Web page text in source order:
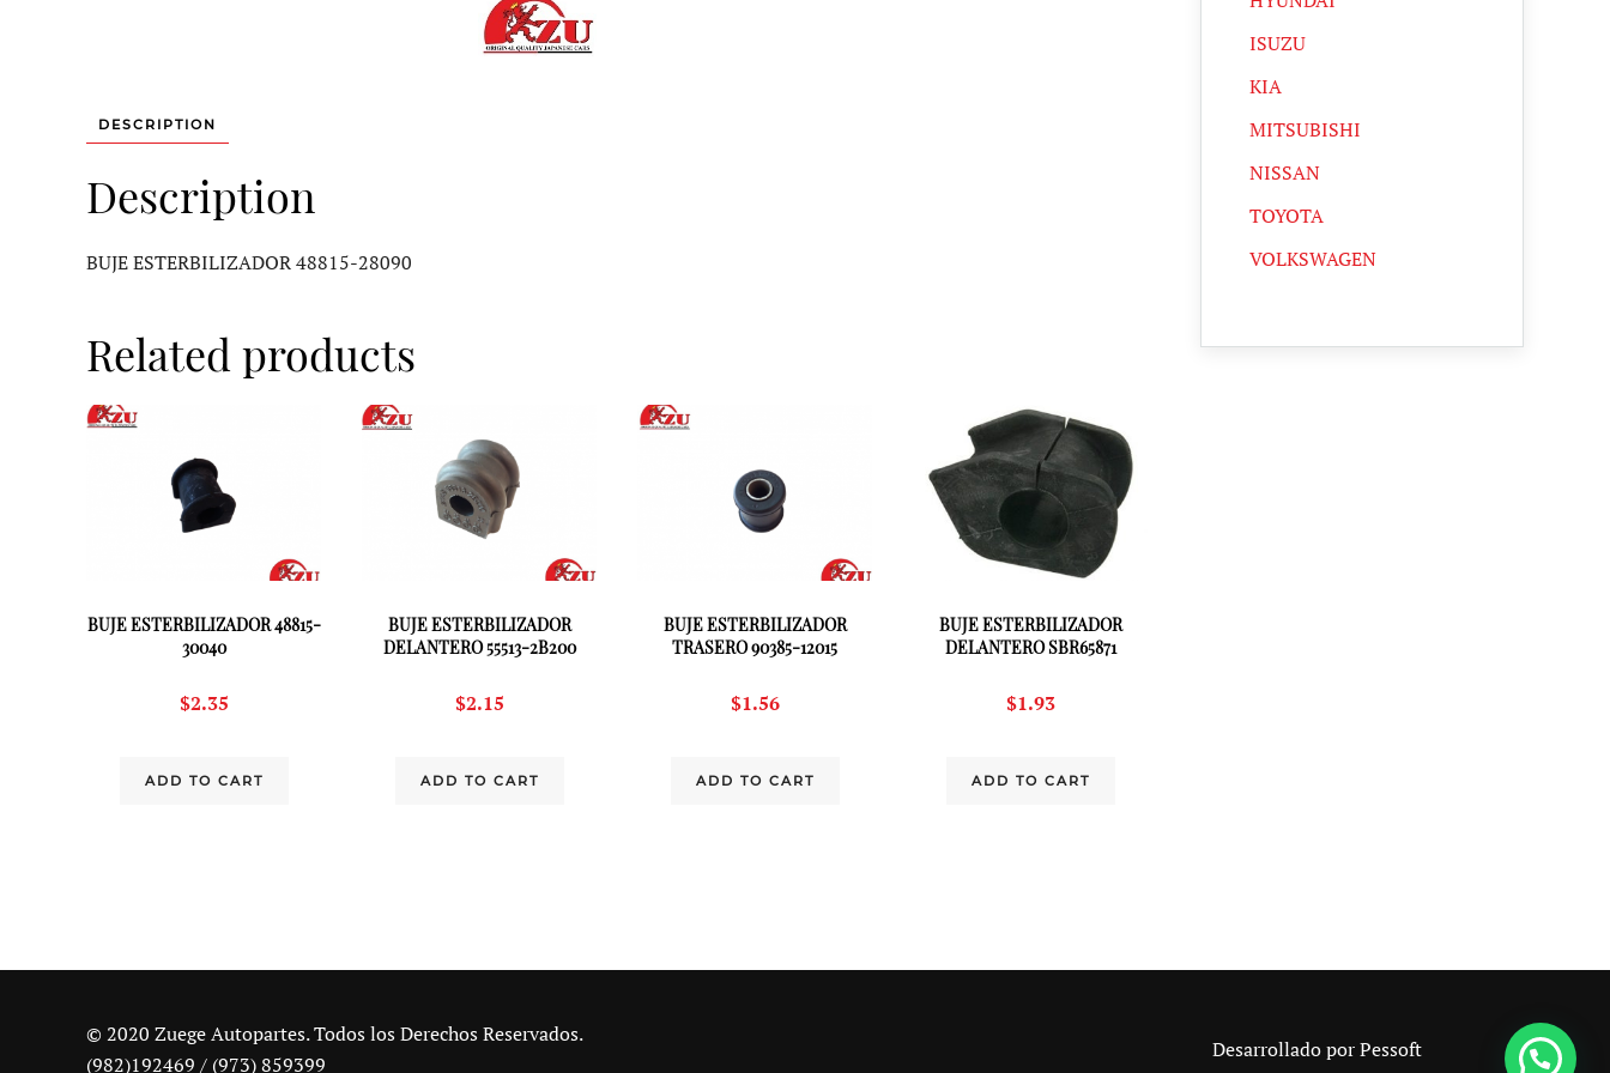
DESCRIPTION
Description
BUJE ESTERBILIZADOR 48815-28090
Related products
BUJE ESTERBILIZADOR 48815-
30040
$2.35
ADD TO CART
BUJE ESTERBILIZADOR
DELANTERO 55513-2B200
$2.15
ADD TO CART
BUJE ESTERBILIZADOR
TRASERO 90385-12015
$1.56
ADD TO CART
BUJE ESTERBILIZADOR
DELANTERO SBR65871
$1.93
ADD TO CART
ISUZU
KIA
MITSUBISHI
NISSAN
TOYOTA
VOLKSWAGEN
© 2020 Zuege Autopartes. Todos los Derechos Reservados.
(982)192469 / (973) 859399
Desarrollado porPessoft